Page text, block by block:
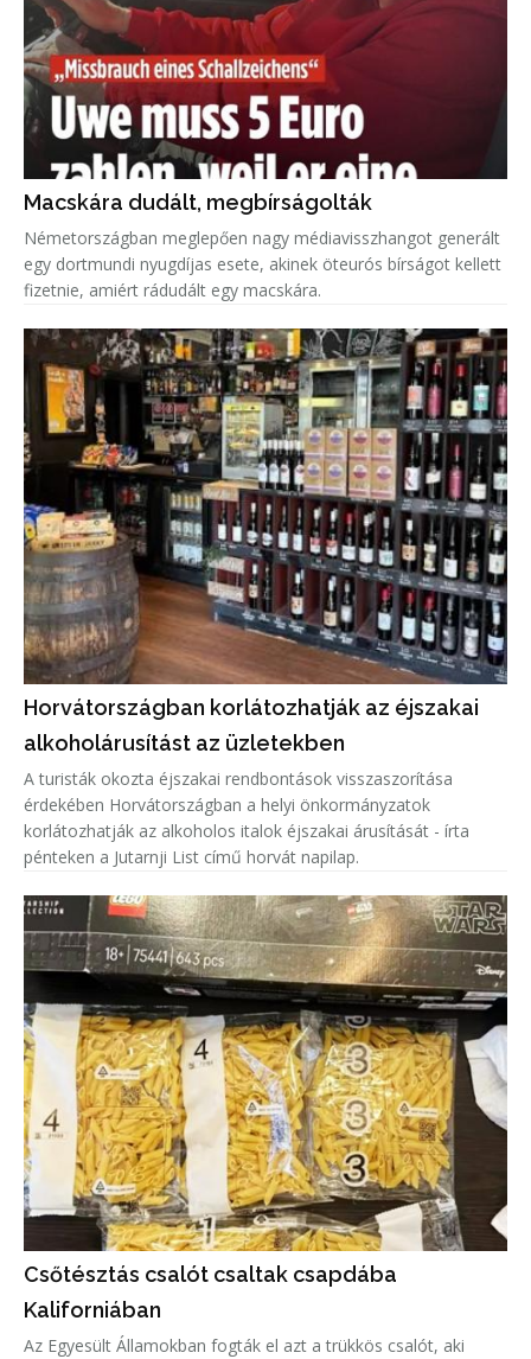
Macskára dudált, megbírságolták
Németországban meglepően nagy médiavisszhangot generált
egy dortmundi nyugdíjas esete, akinek öteurós bírságot kellett
fizetnie, amiért rádudált egy macskára.
Horvátországban korlátozhatják az éjszakai
alkoholárusítást az üzletekben
A turisták okozta éjszakai rendbontások visszaszorítása
érdekében Horvátországban a helyi önkormányzatok
korlátozhatják az alkoholos italok éjszakai árusítását - írta
pénteken a Jutarnji List című horvát napilap.
Csőtésztás csalót csaltak csapdába
Kaliforniában
Az Egyesült Államokban fogták el azt a trükkös csalót, aki